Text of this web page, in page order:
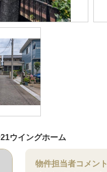
ウイングホーム
物件担当者コメント